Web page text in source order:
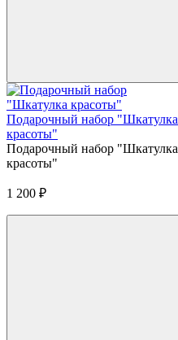
Подарочный набор "Шкатулка
красоты"
Подарочный набор "Шкатулка
красоты"
1 200 ₽